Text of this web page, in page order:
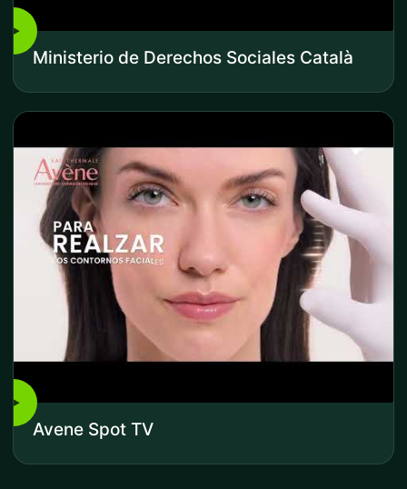
▶
Ministerio de Derechos Sociales Català
▶
Avene Spot TV